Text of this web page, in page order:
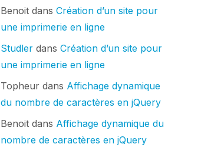
Benoit dans Création d’un site pour
une imprimerie en ligne
Studler dans Création d’un site pour
une imprimerie en ligne
Topheur dans Affichage dynamique
du nombre de caractères en jQuery
Benoit dans Affichage dynamique du
nombre de caractères en jQuery